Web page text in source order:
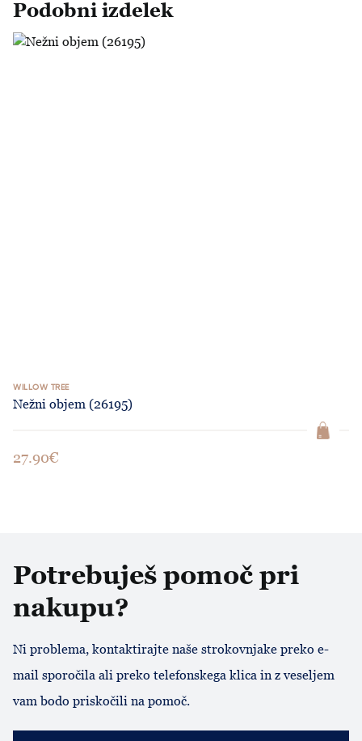
Podobni izdelek
Nežni objem (26195)
WILLOW TREE
Nežni objem (26195)
27.90€
Potrebuješ pomoč pri
nakupu?
Ni problema, kontaktirajte naše strokovnjake preko e-
mail sporočila ali preko telefonskega klica in z veseljem
vam bodo priskočili na pomoč.